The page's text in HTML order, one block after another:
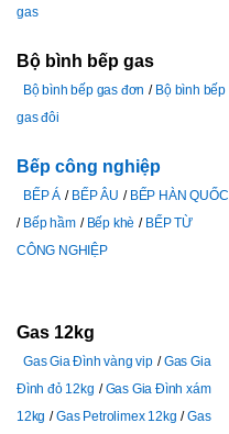
gas
Bộ bình bếp gas
Bộ bình bếp gas đơn
Bộ bình bếp
gas đôi
Bếp công nghiệp
BẾP Á BẾP ÂU
BẾP HÀN QUỐC
Bếp hầm
Bếp khè
BẾP TỪ
CÔNG NGHIỆP
Gas 12kg
Gas Gia Đình vàng vip
Gas Gia
Đình đỏ 12kg
Gas Gia Đình xám
12kg
Gas Petrolimex 12kg
Gas